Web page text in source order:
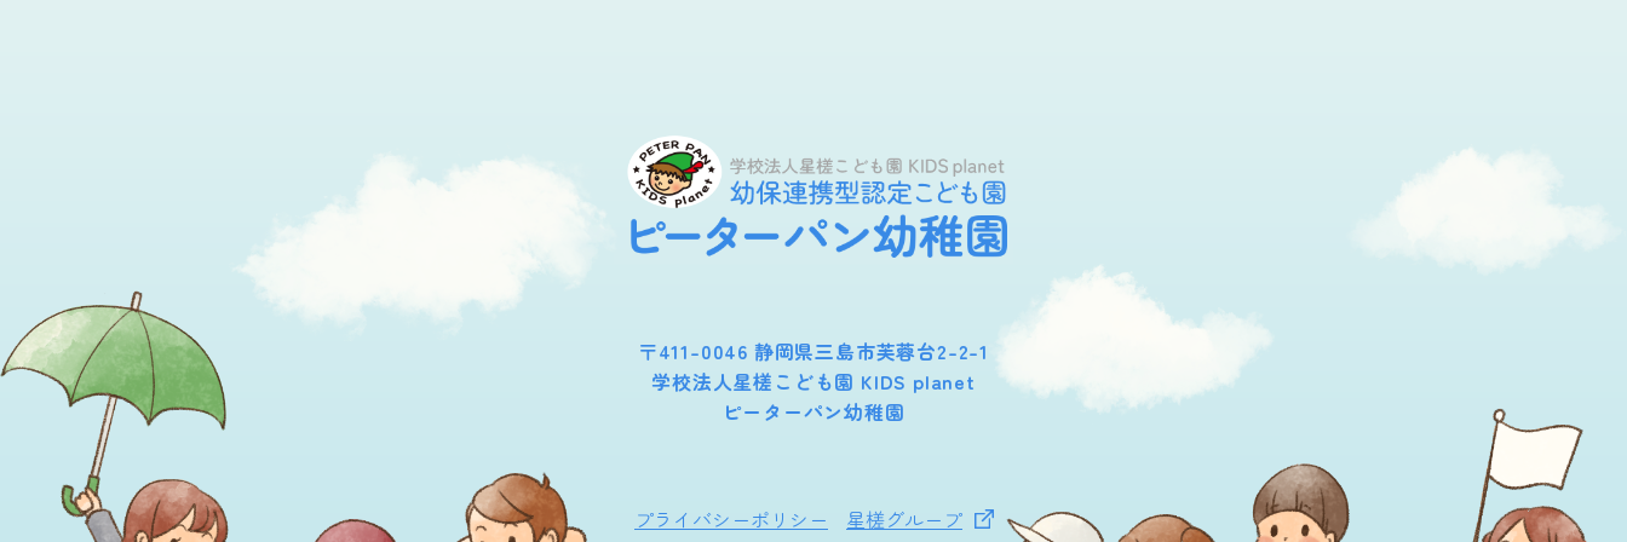
〒411-0046 静岡県三島市芙蓉台2-2-1
学校法人星槎こども園 KIDS planet
ピーターパン幼稚園
プライバシーポリシー 星槎グループ